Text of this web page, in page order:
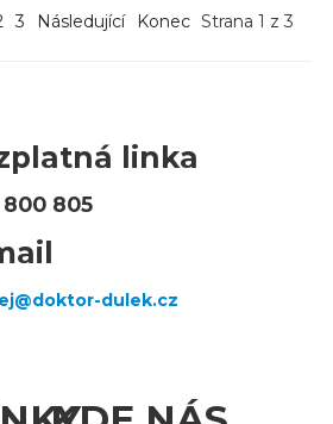
3 Následující Konec Strana 1 z 3
linka
805